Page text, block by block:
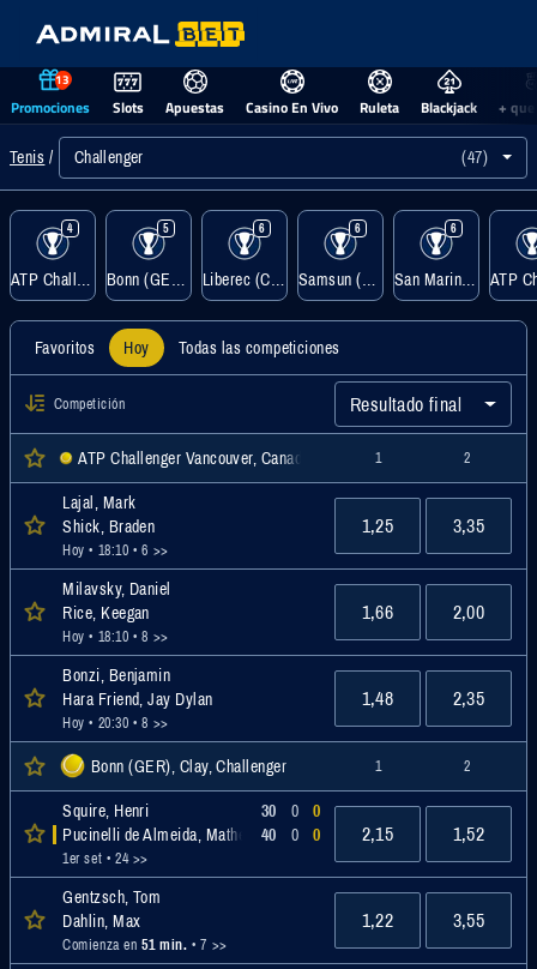
13
Promociones Slots Apuestas Casino En Vivo Ruleta Blackjack +
Tenis Challenger (47)
4
ATP Challenger Vancouver, Canadá Indiv. Masc.
5
Bonn (GER), Clay
6
Liberec (CZE), Clay
6
Samsun (TUR), Hardcourt
6
San Marino (SMR), Clay
Favoritos Hoy Todas las competiciones
Competición Resultado final
ATP Challenger Vancouver, Canadá Indiv. Masc., Challenger
1 2
Lajal, Mark
Shick, Braden
Hoy • 18:10 • 6 >>
1,25 3,35
Milavsky, Daniel
Rice, Keegan
Hoy • 18:10 • 8 >>
1,66 2,00
Bonzi, Benjamin
Hara Friend, Jay Dylan
Hoy • 20:30 • 8 >>
1,48 2,35
Bonn (GER), Clay, Challenger 1 2
Squire, Henri
Pucinelli de Almeida, Matheus
1er set • 24 >>
30
40
0
0
0
0
2,15 1,52
Gentzsch, Tom
Dahlin, Max
Comienza en 51 min. • 7 >>
1,22 3,55